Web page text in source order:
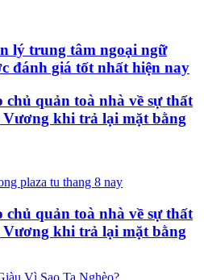
lý trung tâm ngoại ngữ
đánh giá tốt nhất hiện nay
quản toà nhà về sự thất
khi trả lại mặt bằng
quản toà nhà về sự thất
khi trả lại mặt bằng